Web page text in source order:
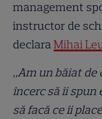
management
instructor de
declaraMihai
„Am un băiat
încerc să îi spun
să facă ce îi